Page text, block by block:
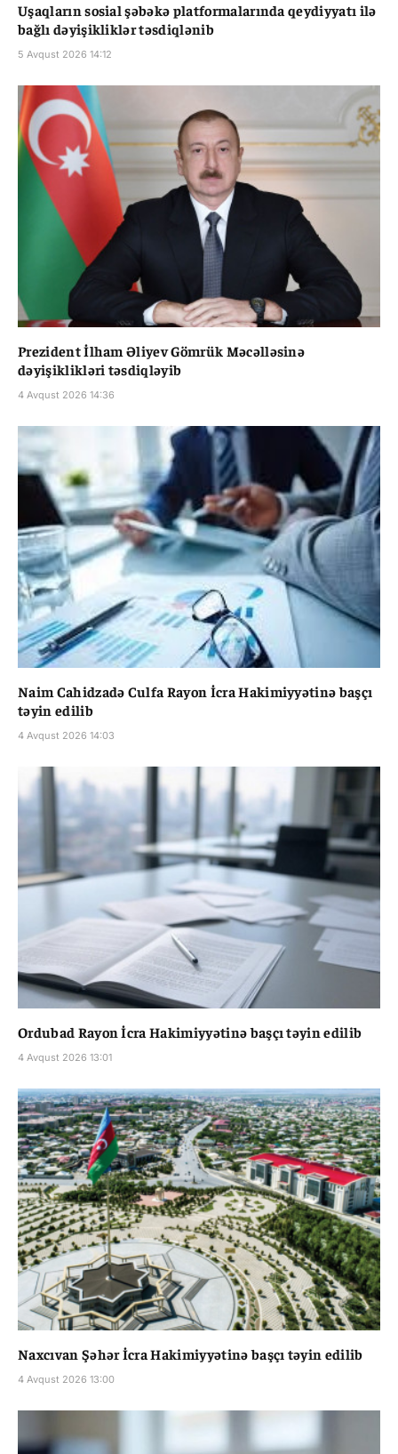
Uşaqların sosial şəbəkə platformalarında qeydiyyatı ilə
bağlı dəyişikliklər təsdiqlənib
5 Avqust 2026 14:12
Prezident İlham Əliyev Gömrük Məcəlləsinə
dəyişiklikləri təsdiqləyib
4 Avqust 2026 14:36
Naim Cahidzadə Culfa Rayon İcra Hakimiyyətinə başçı
təyin edilib
4 Avqust 2026 14:03
Ordubad Rayon İcra Hakimiyyətinə başçı təyin edilib
4 Avqust 2026 13:01
Naxcıvan Şəhər İcra Hakimiyyətinə başçı təyin edilib
4 Avqust 2026 13:00